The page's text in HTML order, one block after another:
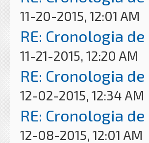
11-20-2015, 12:01 AM
RE: Cronologia
11-21-2015, 12:20 AM
RE: Cronologia
12-02-2015, 12:34 AM
RE: Cronologia
12-08-2015, 12:01 AM